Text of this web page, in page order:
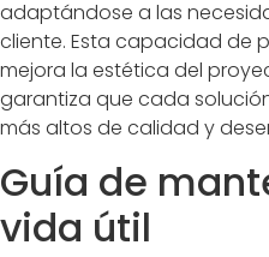
adaptándose a las
cliente. Esta capacidad de
mejora la estética del
garantiza que cada
más altos de calidad y
Guía de
vida útil